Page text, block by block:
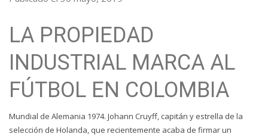
LA PROPIEDAD
INDUSTRIAL MARCA AL
FÚTBOL EN COLOMBIA
Mundial de Alemania 1974. Johann Cruyff, capitán y estrella de la
selección de Holanda, que recientemente acaba de firmar un